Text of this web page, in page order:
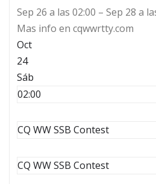
Sep 26 a las 02:00 – Sep 28 a
Mas info en cqwwrtty.com
Oct
24
Sáb
02:00
CQ WW SSB Contest
CQ WW SSB Contest